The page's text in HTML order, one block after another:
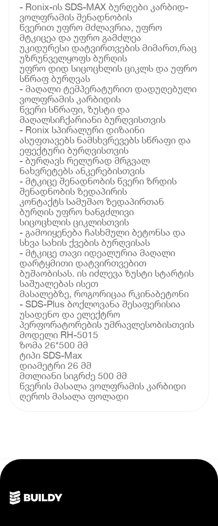
- Ronix-ის SDS-MAX ბურღები კარბიდ-
ვოლფრამის შენადნობის
წვერით უფრო მძლავრია, უფრო
მტკიცეა და უფრო გამძლეა
უკიდურესი დატვირთვების მიმართ,რაც
უზრუნველყოფს ბურღის
უფრო დიდ სიცოცხლის ციკლს და უფრო
სწრაფ ბურღვას
- მაღალი ტემპერატურით დადუღებული
ვოლფრამის კარბიდის
წვერი სწრაფი, ზუსტი და
მაღალსიჩქარიანი ბურღვისთვის
- Ronix სპირალური დიზაინი
ასუფთავებს ნამსხვრევებს სწრაფი და
ეფექტური ბურღვისთვის
- ბურღავს რელურად მრგვალ
ნახვრეტებს ანკერებისთვის
- მტკიცე შენადნობის წვერი ზრდის
შენადნობის ზედაპირის
კონტაქტს სამუშაო ზედაპირთან
ბურღის უფრო ხანგძლივი
სიცოცხლის ციკლისთვის
- გამოიყენება ჩასხმული ბეტონსა და
სხვა სახის ქვების ბურღვისას
- მტკიცე თავი იდეალურია მაღალი
დარტყმითი დატვირთვებით
ბუშაობისას. ის იძლევა ზუსტი სტარტის
საშუალებას ისეთ
მასალებზე, როგორიცაა რკინაბეტონი
- SDS-Plus ბოქლოვანა შესაფერისია
უსადენო და ელექტრო
პერფორატორების უმრავლესობისთვის
მოდელი RH-5015
ზომა 26*500 მმ
ტიპი SDS-Max
დიამეტრი 26 მმ
მთლიანი სიგრძე 500 მმ
წვერის მასალა ვოლფრამის კარბიდი
ღეროს მასალა ფოლადი